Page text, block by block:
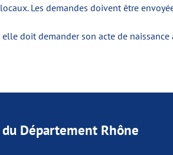
Les demandes doivent être
doit demander son acte de
Département Rhône